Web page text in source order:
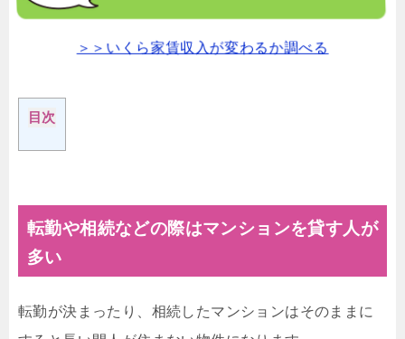
＞＞いくら家賃収入が変わるか調べる
目次
転勤や相続などの際はマンションを貸す人が
多い
転勤が決まったり、相続したマンションはそのままに